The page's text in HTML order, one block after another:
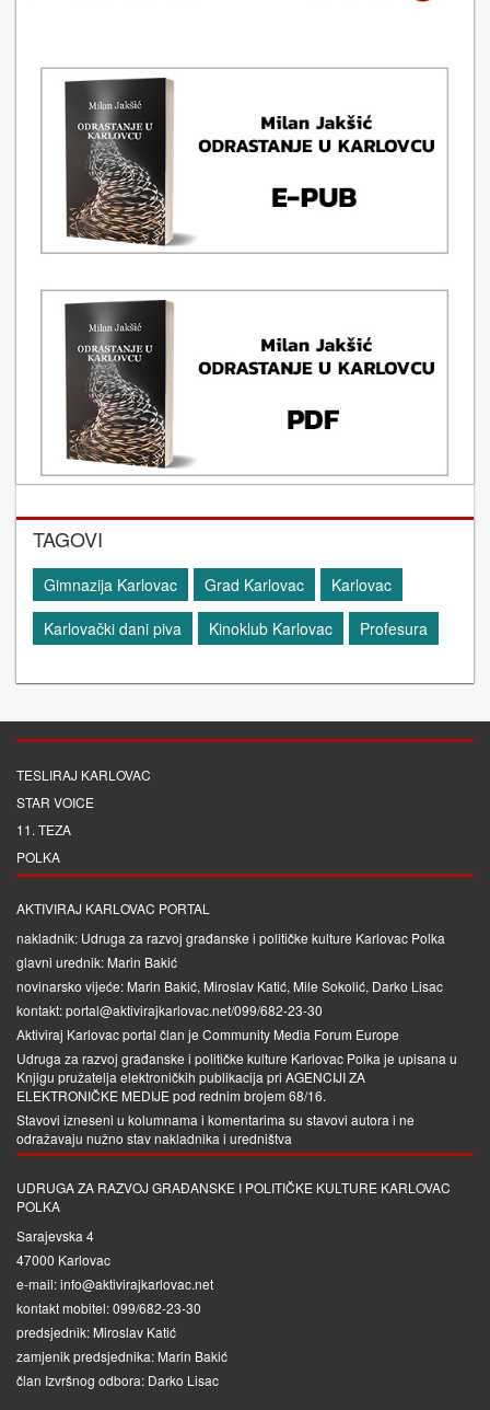
TAGOVI
Gimnazija Karlovac Grad Karlovac
Karlovac
Karlovački dani piva
Kinoklub Karlovac Profesura
TESLIRAJ KARLOVAC
STAR VOICE
11. TEZA
POLKA
AKTIVIRAJ KARLOVAC PORTAL
nakladnik: Udruga za razvoj građanske i političke kulture Karlovac Polka
glavni urednik: Marin Bakić
novinarsko vijeće: Marin Bakić, Miroslav Katić, Mile Sokolić, Darko Lisac
kontakt: portal@aktivirajkarlovac.net/099/682-23-30
Aktiviraj Karlovac portal član je Community Media Forum Europe
Udruga za razvoj građanske i političke kulture Karlovac Polka je upisana u
Knjigu pružatelja elektroničkih publikacija pri AGENCIJI ZA
ELEKTRONIČKE MEDIJEpod rednim brojem 68/16.
Stavovi izneseni u kolumnama i komentarima su stavovi autora i ne
odražavaju nužno stav nakladnika i uredništva
UDRUGA ZA RAZVOJ GRAĐANSKE I POLITIČKE KULTURE KARLOVAC
POLKA
Sarajevska 4
47000 Karlovac
e-mail: info@aktivirajkarlovac.net
kontakt mobitel: 099/682-23-30
predsjednik: Miroslav Katić
zamjenik predsjednika: Marin Bakić
član Izvršnog odbora: Darko Lisac